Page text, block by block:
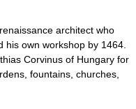
architect who
own workshop by 1464.
Corvinus of Hungary for
fountains, churches,